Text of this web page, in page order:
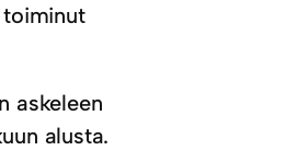
toiminut
askeleen
alusta.